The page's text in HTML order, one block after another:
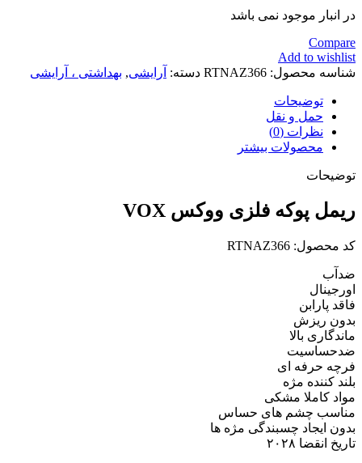
در انبار موجود نمی باشد
Compare
Add to wishlist
شناسه محصول: RTNAZ366 دسته: آرایشی, بهداشتی ، آرایشی
توضیحات
حمل و نقل
نظرات (0)
محصولات بیشتر
توضیحات
ریمل پوکه فلزی ووکس VOX
کد محصول: RTNAZ366
ضدآب
اورجینال
فاقد پارابن
بدون ریزش
ماندگاری بالا
ضدحساسیت
فرچه حرفه ای
بلند کننده مژه
مواد کاملا مشکی
مناسب چشم های حساس
بدون ایجاد چسبندگی مژه ها
تاریخ انقضا ۲۰۲۸